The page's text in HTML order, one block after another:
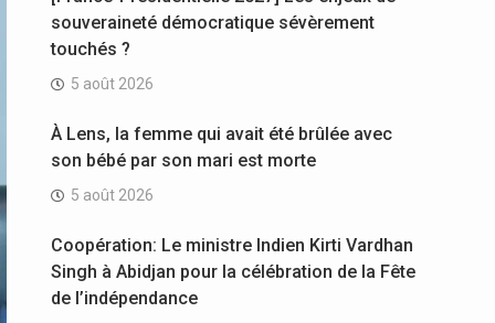
souveraineté démocratique sévèrement
touchés ?
5 août 2026
À Lens, la femme qui avait été brûlée avec
son bébé par son mari est morte
5 août 2026
Coopération: Le ministre Indien Kirti Vardhan
Singh à Abidjan pour la célébration de la Fête
de l’indépendance